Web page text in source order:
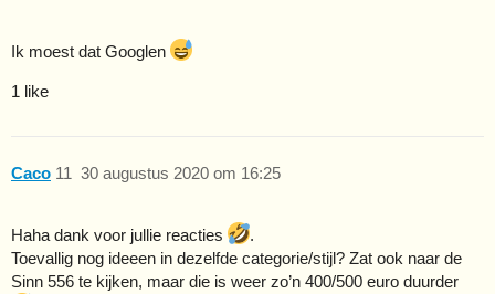
Ik moest dat Googlen
1 like
Caco 30 augustus 2020 om 16:25
11
Haha dank voor jullie reacties
.
Toevallig nog ideeen in dezelfde categorie/stijl? Zat ook naar de
Sinn 556 te kijken, maar die is weer zo’n 400/500 euro duurder